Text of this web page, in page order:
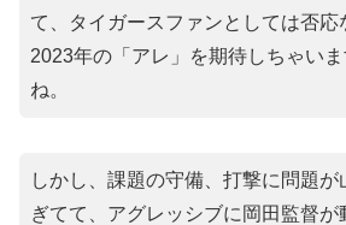
て、タイガースファンとしては否応
2023年の「アレ」を期待しちゃいま
ね。
しかし、課題の守備、打撃に問題が
ぎてて、アグレッシブに岡田監督が